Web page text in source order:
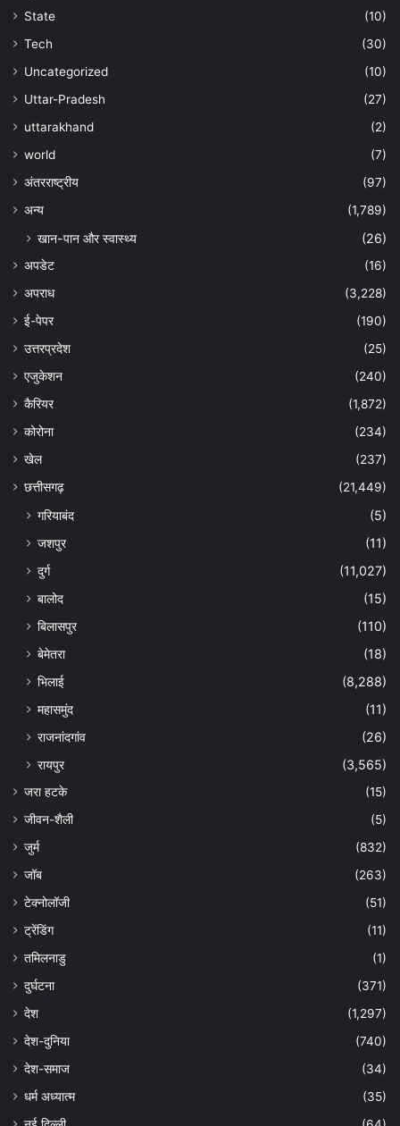
State
(10)
Tech
(30)
Uncategorized
(10)
Uttar-Pradesh
(27)
uttarakhand
(2)
world
(7)
अंतरराष्ट्रीय
(97)
अन्‍य
(1,789)
खान-पान और स्वास्थ्य (26)
अपडेट
(16)
अपराध
(3,228)
ई-पेपर
(190)
उत्तरप्रदेश
(25)
एजुकेशन
(240)
कैरियर
(1,872)
कोरोना
(234)
खेल
(237)
छत्तीसगढ़
(21,449)
गरियाबंद
(5)
जशपुर
(11)
दुर्ग
(11,027)
बालोद
(15)
बिलासपुर
(110)
बेमेतरा
(18)
भिलाई
(8,288)
महासमुंद
(11)
राजनांदगांव
(26)
रायपुर
(3,565)
जरा हटके
(15)
जीवन-शैली
(5)
जुर्म
(832)
जॉब
(263)
टेक्नोलॉजी
(51)
ट्रेंडिंग
(11)
तमिलनाडु
(1)
दुर्घटना
(371)
देश
(1,297)
देश-दुनिया
(740)
देश-समाज
(34)
धर्म अध्यात्म
(35)